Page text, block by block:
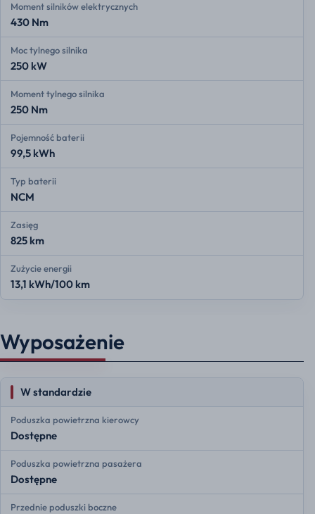
Moment silników elektrycznych
430 Nm
Moc tylnego silnika
250 kW
Moment tylnego silnika
250 Nm
Pojemność baterii
99,5 kWh
Typ baterii
NCM
Zasięg
825 km
Zużycie energii
13,1 kWh/100 km
Wyposażenie
W standardzie
Poduszka powietrzna kierowcy
Dostępne
Poduszka powietrzna pasażera
Dostępne
Przednie poduszki boczne